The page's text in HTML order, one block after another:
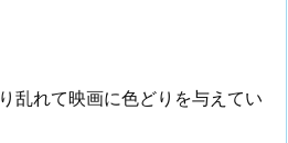
乱れて映画に色どりを与えてい